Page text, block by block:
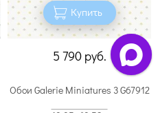
Купить
5 790 руб.
Обои Galerie Miniatures 3 G67912